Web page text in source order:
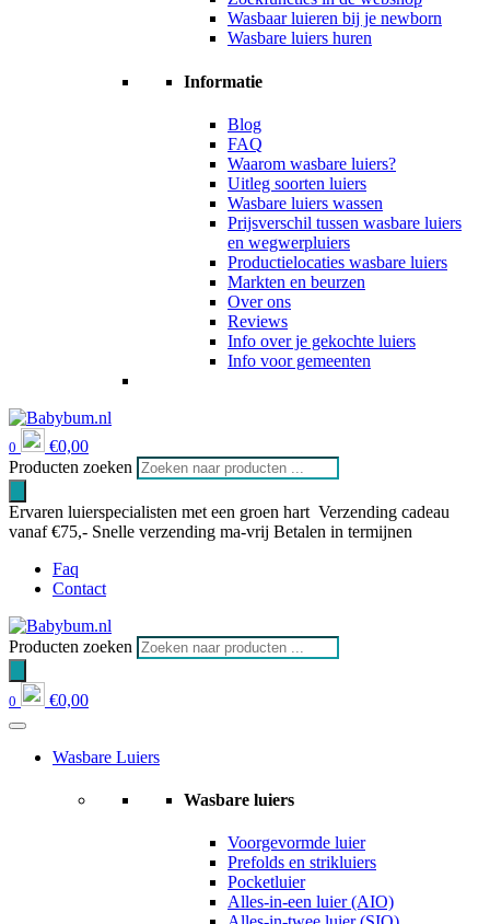
Wasbaar luieren bij je newborn
Wasbare luiers huren
Informatie
Blog
FAQ
Waarom wasbare luiers?
Uitleg soorten luiers
Wasbare luiers wassen
Prijsverschil tussen wasbare luiers
en wegwerpluiers
Productielocaties wasbare luiers
Markten en beurzen
Over ons
Reviews
Info over je gekochte luiers
Info voor gemeenten
0 €0,00
Producten zoeken
Ervaren luierspecialisten met een groen hart Verzending cadeau
vanaf €75,- Snelle verzending ma-vrij Betalen in termijnen
Faq
Contact
Producten zoeken
0 €0,00
Wasbare Luiers
Wasbare luiers
Voorgevormde luier
Prefolds en strikluiers
Pocketluier
Alles-in-een luier (AIO)